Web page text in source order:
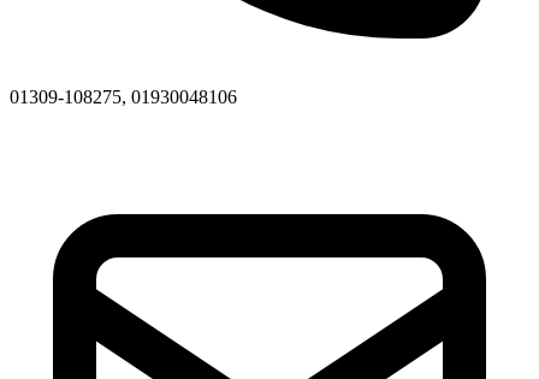
01309-108275, 01930048106